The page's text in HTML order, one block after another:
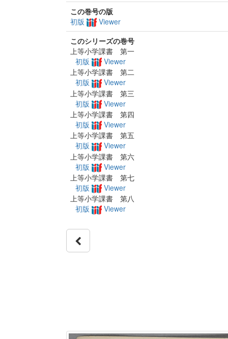
この巻号の版
初版
Viewer
このシリーズの巻号
上等小学課書 第一
初版
Viewer
上等小学課書 第二
初版
Viewer
上等小学課書 第三
初版
Viewer
上等小学課書 第四
初版
Viewer
上等小学課書 第五
初版
Viewer
上等小学課書 第六
初版
Viewer
上等小学課書 第七
初版
Viewer
上等小学課書 第八
初版
Viewer